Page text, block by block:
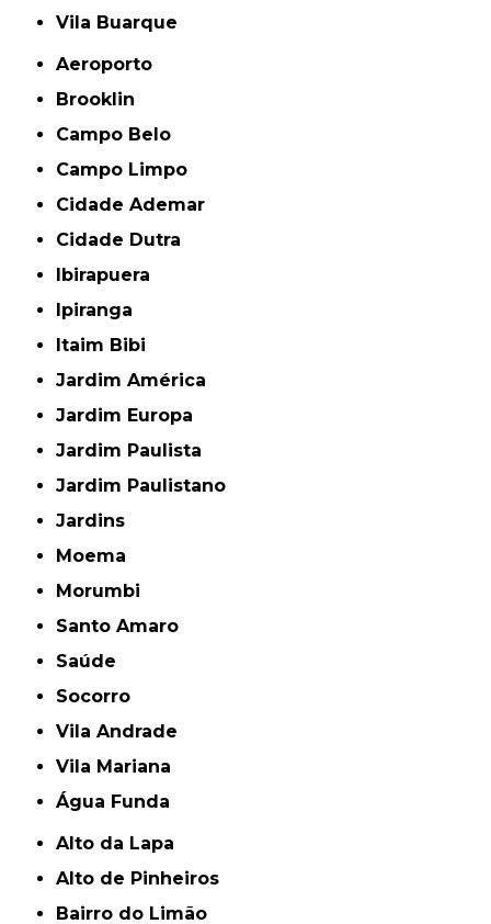
Vila Buarque
Aeroporto
Brooklin
Campo Belo
Campo Limpo
Cidade Ademar
Cidade Dutra
Ibirapuera
Ipiranga
Itaim Bibi
Jardim América
Jardim Europa
Jardim Paulista
Jardim Paulistano
Jardins
Moema
Morumbi
Santo Amaro
Saúde
Socorro
Vila Andrade
Vila Mariana
Água Funda
Alto da Lapa
Alto de Pinheiros
Bairro do Limão